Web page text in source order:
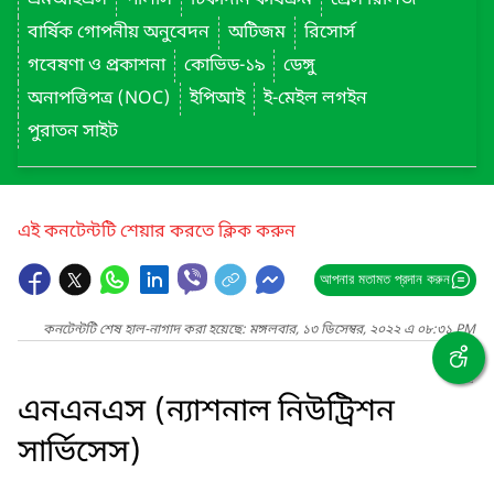
বার্ষিক গোপনীয় অনুবেদন
অটিজম
রিসোর্স
গবেষণা ও প্রকাশনা
কোভিড-১৯
ডেঙ্গু
অনাপত্তিপত্র (NOC)
ইপিআই
ই-মেইল লগইন
পুরাতন সাইট
এই কনটেন্টটি শেয়ার করতে ক্লিক করুন
আপনার মতামত প্রদান করুন
কনটেন্টটি শেষ হাল-নাগাদ করা হয়েছে: মঙ্গলবার, ১৩ ডিসেম্বর, ২০২২ এ ০৮:৩১ PM
এনএনএস (ন্যাশনাল নিউট্রিশন
সার্ভিসেস)